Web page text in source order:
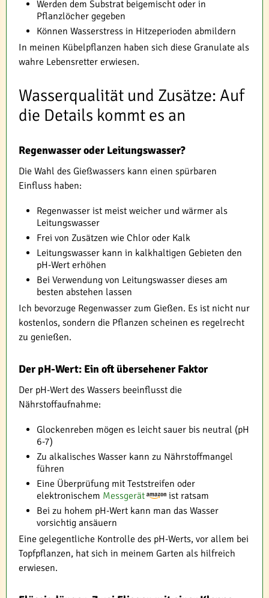
Werden dem Substrat beigemischt oder in
Pflanzlöcher gegeben
Können Wasserstress in Hitzeperioden abmildern
In meinen Kübelpflanzen haben sich diese Granulate als
wahre Lebensretter erwiesen.
Wasserqualität und Zusätze: Auf
die Details kommt es an
Regenwasser oder Leitungswasser?
Die Wahl des Gießwassers kann einen spürbaren
Einfluss haben:
Regenwasser ist meist weicher und wärmer als
Leitungswasser
Frei von Zusätzen wie Chlor oder Kalk
Leitungswasser kann in kalkhaltigen Gebieten den
pH-Wert erhöhen
Bei Verwendung von Leitungswasser dieses am
besten abstehen lassen
Ich bevorzuge Regenwasser zum Gießen. Es ist nicht nur
kostenlos, sondern die Pflanzen scheinen es regelrecht
zu genießen.
Der pH-Wert: Ein oft übersehener Faktor
Der pH-Wert des Wassers beeinflusst die
Nährstoffaufnahme:
Glockenreben mögen es leicht sauer bis neutral (pH
6-7)
Zu alkalisches Wasser kann zu Nährstoffmangel
führen
Eine Überprüfung mit Teststreifen oder
elektronischem Messgerät
ist ratsam
Bei zu hohem pH-Wert kann man das Wasser
vorsichtig ansäuern
Eine gelegentliche Kontrolle des pH-Werts, vor allem bei
Topfpflanzen, hat sich in meinem Garten als hilfreich
erwiesen.